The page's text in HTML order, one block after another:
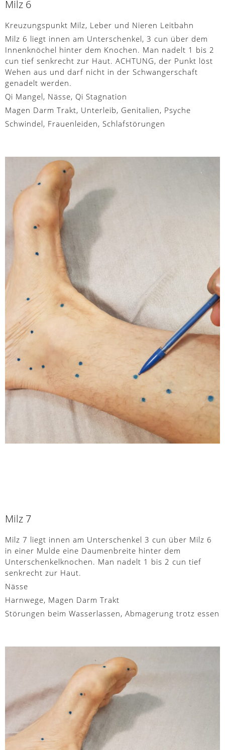
Milz 6
Kreuzungspunkt Milz, Leber und Nieren Leitbahn
Milz 6 liegt innen am Unterschenkel, 3 cun über dem
Innenknöchel hinter dem Knochen. Man nadelt 1 bis 2
cun tief senkrecht zur Haut. ACHTUNG, der Punkt löst
Wehen aus und darf nicht in der Schwangerschaft
genadelt werden.
Qi Mangel, Nässe, Qi Stagnation
Magen Darm Trakt, Unterleib, Genitalien, Psyche
Schwindel, Frauenleiden, Schlafstörungen
Milz 7
Milz 7 liegt innen am Unterschenkel 3 cun über Milz 6
in einer Mulde eine Daumenbreite hinter dem
Unterschenkelknochen. Man nadelt 1 bis 2 cun tief
senkrecht zur Haut.
Nässe
Harnwege, Magen Darm Trakt
Störungen beim Wasserlassen, Abmagerung trotz essen